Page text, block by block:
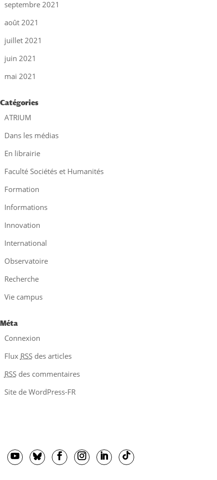
septembre 2021
août 2021
juillet 2021
juin 2021
mai 2021
Catégories
ATRIUM
Dans les médias
En librairie
Faculté Sociétés et Humanités
Formation
Informations
Innovation
International
Observatoire
Recherche
Vie campus
Méta
Connexion
Flux RSSdes articles
RSSdes commentaires
Site de WordPress-FR